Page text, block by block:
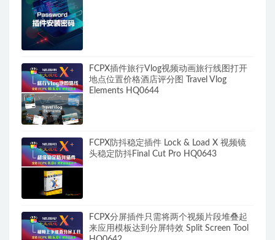
FCPX插件旅行Vlog视频动画旅行线图打开
地点位置价格酒店评分图 Travel Vlog
Elements HQ0644
FCPX防抖稳定插件 Lock & Load X 视频镜
头稳定防抖Final Cut Pro HQ0643
FCPX分屏插件只需将两个视频片段堆叠起
来应用模板达到分屏特效 Split Screen Tool